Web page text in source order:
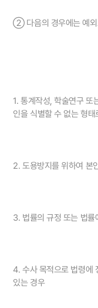
② 다음의 경우에는 예외
1. 통계작성, 학술연구 또
인을 식별할 수 없는 형
2. 도용방지를 위하여 본
3. 법률의 규정 또는 법
4. 수사 목적으로 법령에
있는 경우